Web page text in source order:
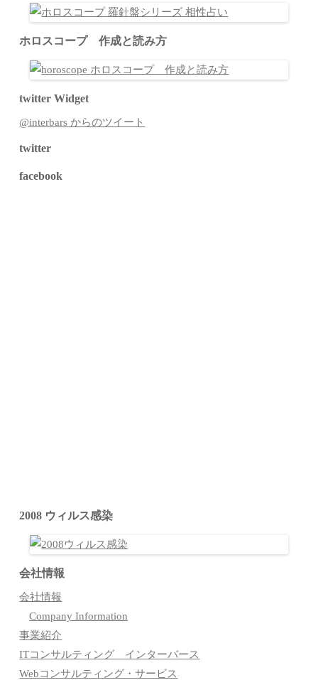
ホロスコープ 作成と読み方
twitter Widget
@interbars からのツイート
twitter
facebook
2008 ウィルス感染
会社情報
会社情報
Company Information
事業紹介
ITコンサルティング インターバース
Webコンサルティング・サービス